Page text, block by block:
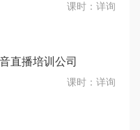
课时： 详询
直播培训公司
课时： 详询